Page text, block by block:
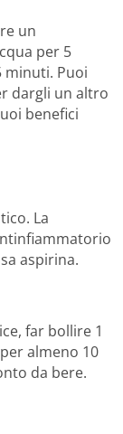
un
per 5
minuti. Puoi
dargli un altro
benefici
La
aspirina.
far bollire 1
almeno 10
da bere.